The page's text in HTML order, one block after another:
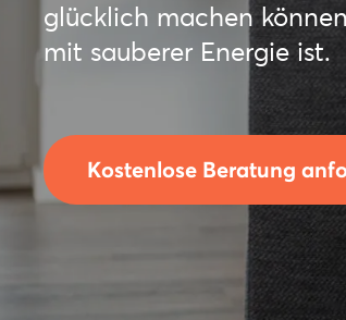
glücklich machen
mit sauberer Energie ist.
Kostenlose Beratung